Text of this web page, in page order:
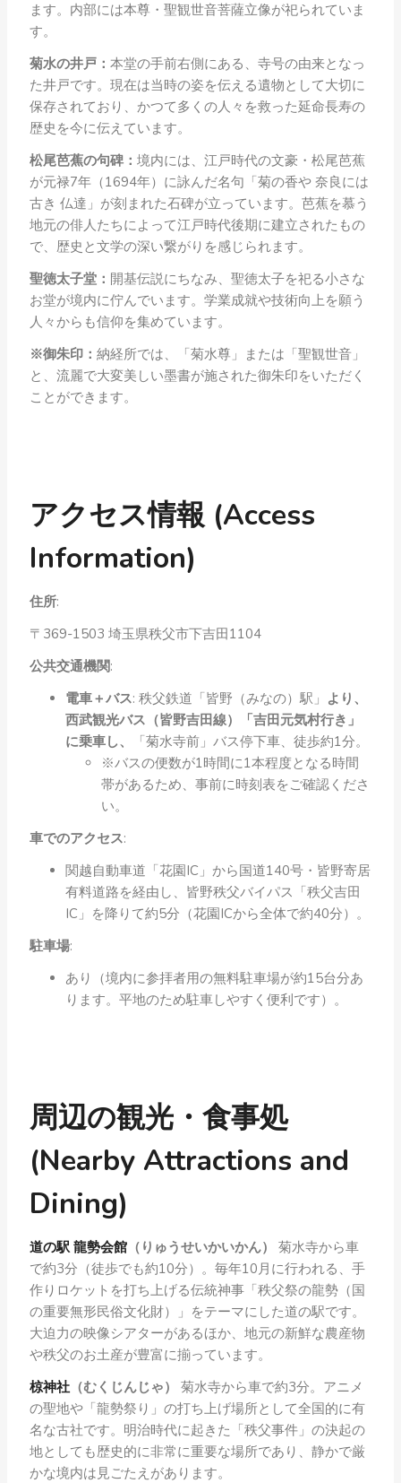
ます。内部には本尊・聖観世音菩薩立像が祀られていま
す。
菊水の井戸： 本堂の手前右側にある、寺号の由来となっ
た井戸です。現在は当時の姿を伝える遺物として大切に
保存されており、かつて多くの人々を救った延命長寿の
歴史を今に伝えています。
松尾芭蕉の句碑： 境内には、江戸時代の文豪・松尾芭蕉
が元禄7年（1694年）に詠んだ名句「菊の香や 奈良には
古き 仏達」が刻まれた石碑が立っています。芭蕉を慕う
地元の俳人たちによって江戸時代後期に建立されたもの
で、歴史と文学の深い繋がりを感じられます。
聖徳太子堂： 開基伝説にちなみ、聖徳太子を祀る小さな
お堂が境内に佇んでいます。学業成就や技術向上を願う
人々からも信仰を集めています。
※御朱印： 納経所では、「菊水尊」または「聖観世音」
と、流麗で大変美しい墨書が施された御朱印をいただく
ことができます。
アクセス情報 (Access
Information)
住所:
〒369-1503 埼玉県秩父市下吉田1104
公共交通機関:
電車＋バス: 秩父鉄道「皆野（みなの）駅」 より、
西武観光バス（皆野吉田線）「吉田元気村行き」
に乗車し、
「菊水寺前」バス停下車、徒歩約1分。
※バスの便数が1時間に1本程度となる時間
帯があるため、事前に時刻表をご確認くださ
い。
車でのアクセス:
関越自動車道「花園IC」から国道140号・皆野寄居
有料道路を経由し、皆野秩父バイパス「秩父吉田
IC」を降りて約5分（花園ICから全体で約40分）。
駐車場:
あり（境内に参拝者用の無料駐車場が約15台分あ
ります。平地のため駐車しやすく便利です）。
周辺の観光・食事処
(Nearby Attractions and
Dining)
道の駅 龍勢会館 （りゅうせいかいかん）
菊水寺から車
で約3分（徒歩でも約10分）。毎年10月に行われる、手
作りロケットを打ち上げる伝統神事「秩父祭の龍勢（国
の重要無形民俗文化財）」をテーマにした道の駅です。
大迫力の映像シアターがあるほか、地元の新鮮な農産物
や秩父のお土産が豊富に揃っています。
椋神社（むくじんじゃ）
菊水寺から車で約3分。アニメ
の聖地や「龍勢祭り」の打ち上げ場所として全国的に有
名な古社です。明治時代に起きた「秩父事件」の決起の
地としても歴史的に非常に重要な場所であり、静かで厳
かな境内は見ごたえがあります。